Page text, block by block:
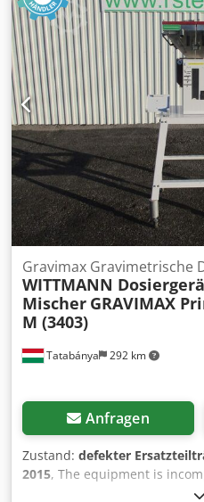
Tatabánya 292 km
Gravimax Gravimetrische
WITTMANN
Mischer GRAVIMAX
M (3403)
Anfragen
Zustand: defekter
2015, The equipment is
parts. Dedsyhb S Njpfx Abrjkr